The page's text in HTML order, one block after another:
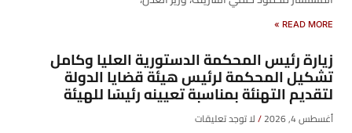
READ MORE »
زيارة رئيس المحكمة الدستورية العليا وكامل
تشكيل المحكمة لرئيس هيئة قضايا الدولة
لتقديم التهنئة بمناسبة تعيينه رئيسًا للهيئة
أغسطس 4, 2026 لا توجد تعليقات